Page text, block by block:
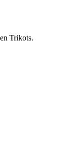
Trikots.